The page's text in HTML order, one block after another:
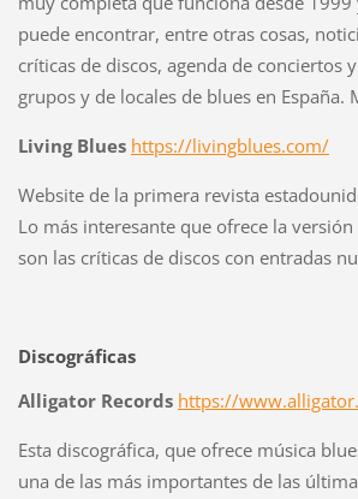
puede encontrar, entre otras cosas,
críticas de discos, agenda de conciertos
grupos y de locales de blues en España.
Living Blues https://livingblues.com/
Website de la primera revista
Lo más interesante que ofrece la
son las críticas de discos con entradas
Discográficas
Alligator Records https://
Esta discográfica, que ofrece música
una de las más importantes de las